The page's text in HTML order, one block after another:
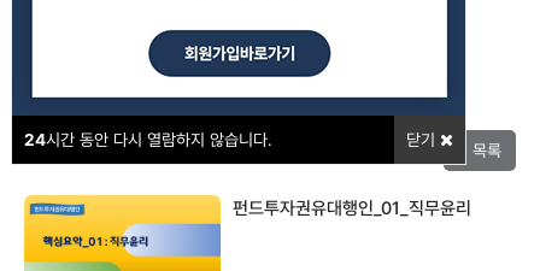
24시간 동안 다시 열람하지 않습니다. 닫기
목록
펀드투자권유대행인_01_직무윤리